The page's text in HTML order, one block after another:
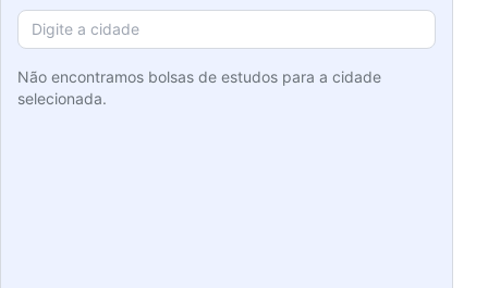
Não encontramos bolsas de estudos para a cidade
selecionada.